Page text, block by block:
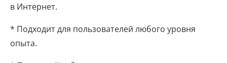
в Интернет.
* Подходит для пользователей любого уровня
опыта.